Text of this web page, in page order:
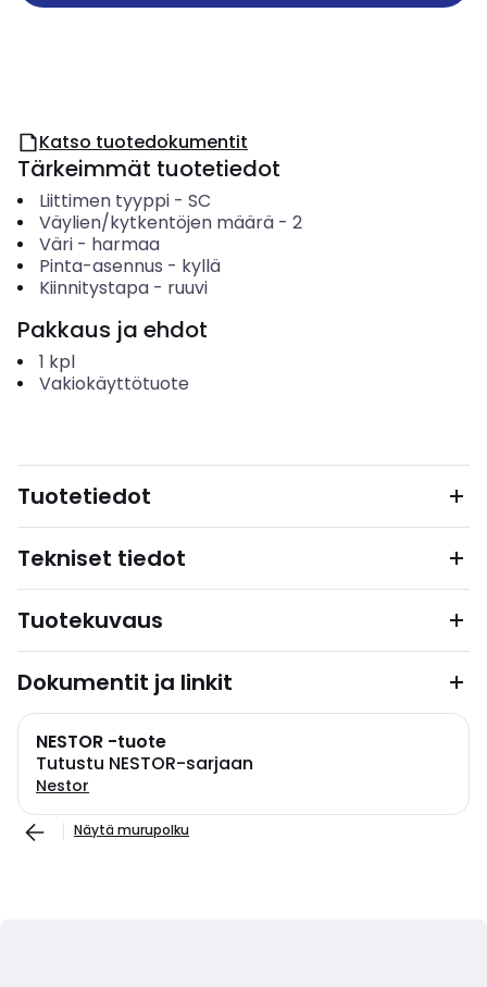
Katso tuotedokumentit
Tärkeimmät tuotetiedot
Liittimen tyyppi- SC
Väylien/kytkentöjen määrä- 2
Väri- harmaa
Pinta-asennus - kyllä
Kiinnitystapa- ruuvi
Pakkaus ja ehdot
1 kpl
Vakiokäyttötuote
Tuotetiedot
Tekniset tiedot
Tuotekuvaus
Dokumentit ja linkit
NESTOR -tuote
Tutustu NESTOR-sarjaan
Nestor
Näytä murupolku